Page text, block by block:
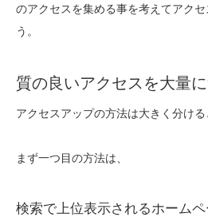
のアクセスを集める事を考えてアク
う。
質の良いアクセスを大量
アクセスアップの方法は大きく分ける
まず一つ目の方法は、
検索で上位表示されるホームペ